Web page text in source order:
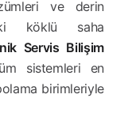
ve derin
köklü saha
Servis Bilişim
sistemleri en
birimleriyle